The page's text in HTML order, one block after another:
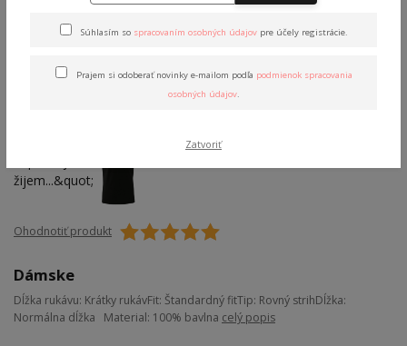
Tričko "Žijem, žijem..."
Ohodnotiť produkt
Dámske
Dĺžka rukávu: Krátky rukávFit: Štandardný fitTip: Rovný strihDĺžka:
Normálna dĺžka Material: 100% bavlna celý popis
Súhlasím so spracovaním osobných údajovpre účely registrácie.
Prajem si odoberať novinky e-mailom podľa podmienok spracovania
osobných údajov.
Zatvoriť